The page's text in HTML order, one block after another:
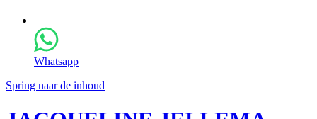
Whatsapp
Spring naar de inhoud